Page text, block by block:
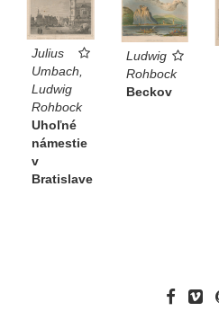
Julius
Umbach,
Ludwig
Rohbock
Uhoľné
námestie
v
Bratislave
Ludwig
Rohbock
Beckov